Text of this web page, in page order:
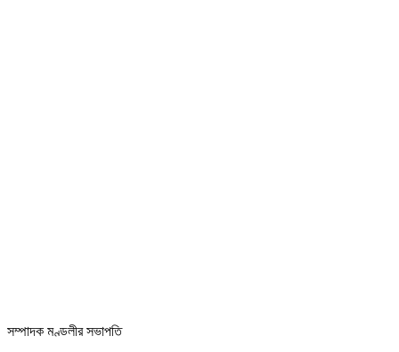
সম্পাদক মণ্ডলীর সভাপতি